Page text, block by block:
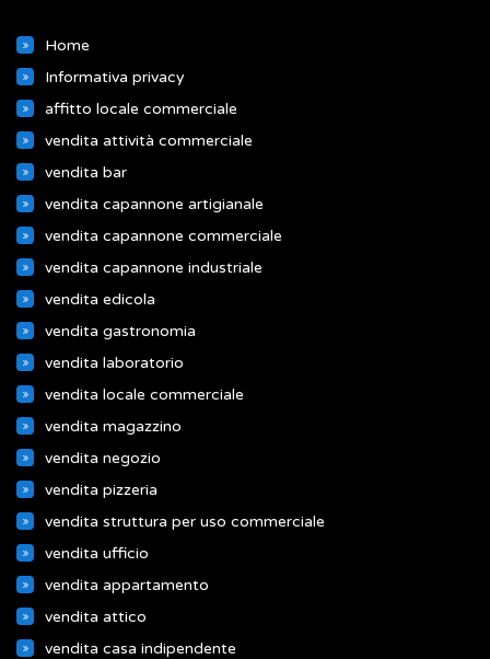
Home
Informativa privacy
affitto locale commerciale
vendita attività commerciale
vendita bar
vendita capannone artigianale
vendita capannone commerciale
vendita capannone industriale
vendita edicola
vendita gastronomia
vendita laboratorio
vendita locale commerciale
vendita magazzino
vendita negozio
vendita pizzeria
vendita struttura per uso commerciale
vendita ufficio
vendita appartamento
vendita attico
vendita casa indipendente